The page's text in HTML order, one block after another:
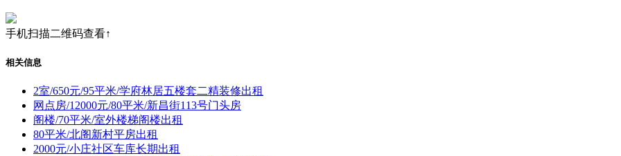
手机扫描二维码查看↑
相关信息
2室/650元/95平米/学府林居五楼套二精装修出租
网点房/12000元/80平米/新昌街113号门头房
阁楼/70平米/室外楼梯阁楼出租
80平米/北阁新村平房出租
2000元/小庄社区车库长期出租